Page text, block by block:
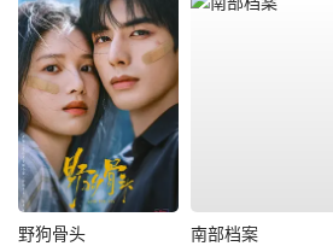
野狗骨头 南部档案